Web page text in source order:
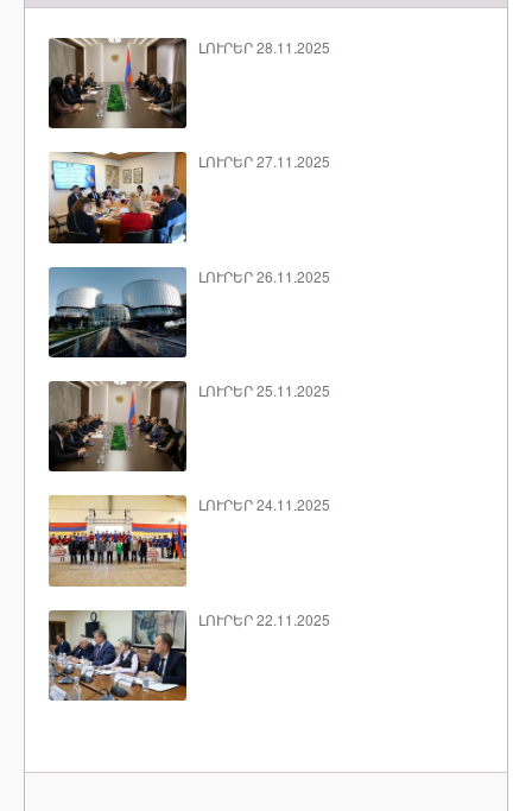
ԼՈՒՐԵՐ 28.11.2025
ԼՈՒՐԵՐ 27.11.2025
ԼՈՒՐԵՐ 26.11.2025
ԼՈՒՐԵՐ 25.11.2025
ԼՈՒՐԵՐ 24.11.2025
ԼՈՒՐԵՐ 22.11.2025